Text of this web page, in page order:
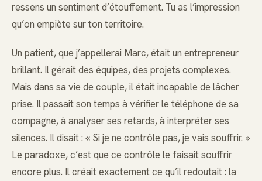
ressens un sentiment d’étouffement. Tu as l’impression
qu’on empiète sur ton territoire.
Un patient, que j’appellerai Marc, était un entrepreneur
brillant. Il gérait des équipes, des projets complexes.
Mais dans sa vie de couple, il était incapable de lâcher
prise. Il passait son temps à vérifier le téléphone de sa
compagne, à analyser ses retards, à interpréter ses
silences. Il disait : « Si je ne contrôle pas, je vais souffrir. »
Le paradoxe, c’est que ce contrôle le faisait souffrir
encore plus. Il créait exactement ce qu’il redoutait : la